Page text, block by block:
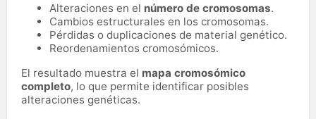
Alteraciones en el número de cromosomas.
Cambios estructurales en los cromosomas.
Pérdidas o duplicaciones de material genético.
Reordenamientos cromosómicos.
El resultado muestra el mapa cromosómico
completo, lo que permite identificar posibles
alteraciones genéticas.